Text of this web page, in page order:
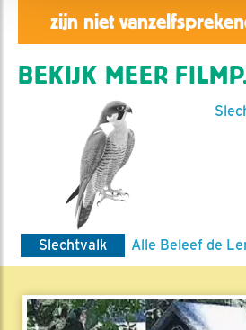
zijn niet
BEKIJK MEER
Slechtvalk Alle Beleef de